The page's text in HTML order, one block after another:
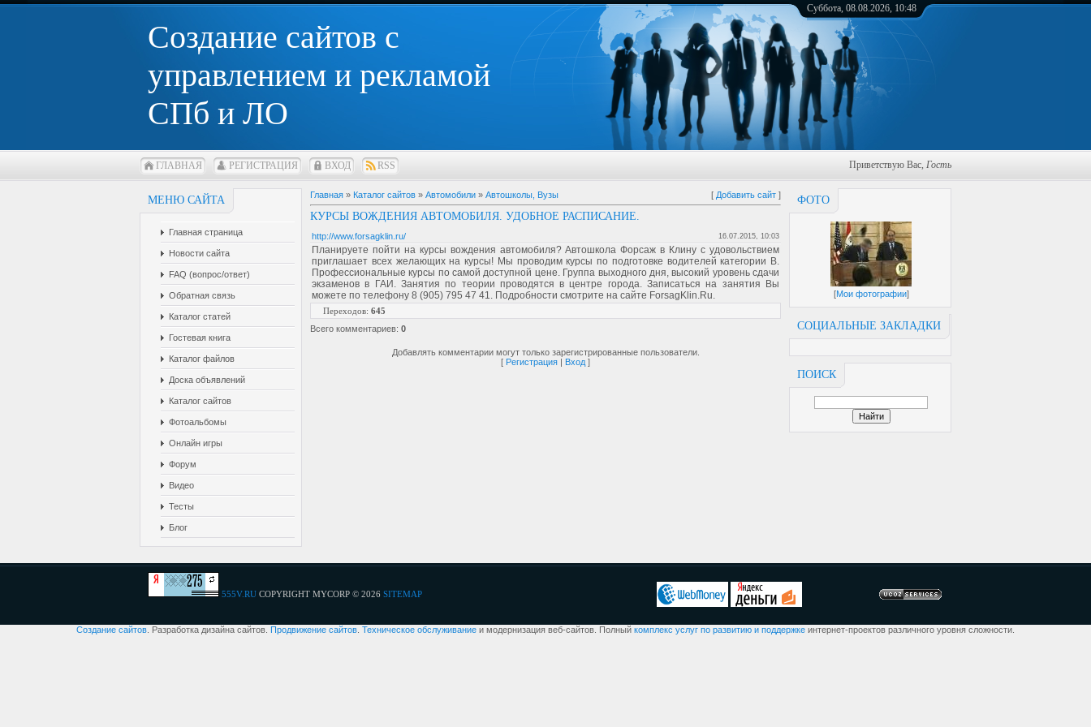
Создание сайтов с
управлением и рекламой
СПб и ЛО
Суббота, 08.08.2026, 10:48
ГЛАВНАЯ РЕГИСТРАЦИЯ ВХОД RSS Приветствую Вас, Гость
МЕНЮ САЙТА
Главная страница
Новости сайта
FAQ (вопрос/ответ)
Обратная связь
Каталог статей
Гостевая книга
Каталог файлов
Доска объявлений
Каталог сайтов
Фотоальбомы
Онлайн игры
Форум
Видео
Тесты
Блог
ФОТО
[Мои фотографии]
СОЦИАЛЬНЫЕ ЗАКЛАДКИ
ПОИСК
Главная » Каталог сайтов » Автомобили » Автошколы, Вузы [ Добавить сайт ]
КУРСЫ ВОЖДЕНИЯ АВТОМОБИЛЯ. УДОБНОЕ РАСПИСАНИЕ.
http://www.forsagklin.ru/ 16.07.2015, 10:03
Планируете пойти на курсы вождения автомобиля? Автошкола Форсаж в Клину с удовольствием
приглашает всех желающих на курсы! Мы проводим курсы по подготовке водителей категории B.
Профессиональные курсы по самой доступной цене. Группа выходного дня, высокий уровень сдачи
экзаменов в ГАИ. Занятия по теории проводятся в центре города. Записаться на занятия Вы
можете по телефону 8 (905) 795 47 41. Подробности смотрите на сайте ForsagKlin.Ru.
Переходов: 645
Всего комментариев: 0
Добавлять комментарии могут только зарегистрированные пользователи.
[ Регистрация | Вход ]
555V.RU COPYRIGHT MYCORP © 2026 SITEMAP
Создание сайтов . Разработка дизайна сайтов. Продвижение сайтов Техническое обслуживание и модернизация веб-сайтов. Полный комплекс услуг по развитию и поддержке интернет-проектов различного уровня сложности.